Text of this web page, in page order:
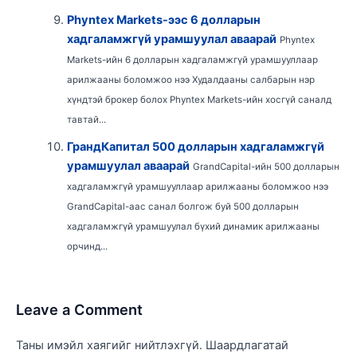
Phyntex Markets-ээс 6 долларын
хадгаламжгүй урамшуулал аваарай Phyntex
Markets-ийн 6 долларын хадгаламжгүй урамшууллаар
арилжааны боломжоо нээ Худалдааны салбарын нэр
хүндтэй брокер болох Phyntex Markets-ийн хосгүй саналд
тавтай...
ГрандКапитал 500 долларын хадгаламжгүй
урамшуулал аваарай GrandCapital-ийн 500 долларын
хадгаламжгүй урамшууллаар арилжааны боломжоо нээ
GrandCapital-аас санал болгож буй 500 долларын
хадгаламжгүй урамшуулал бүхий динамик арилжааны
орчинд...
Leave a Comment
Таны имэйл хаягийг нийтлэхгүй. Шаардлагатай